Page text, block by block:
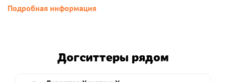
Подробная информация
Догситтеры рядом